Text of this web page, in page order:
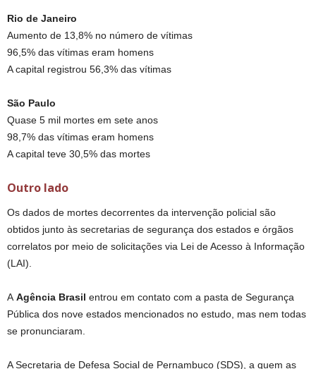
Rio de Janeiro
Aumento de 13,8% no número de vítimas
96,5% das vítimas eram homens
A capital registrou 56,3% das vítimas
São Paulo
Quase 5 mil mortes em sete anos
98,7% das vítimas eram homens
A capital teve 30,5% das mortes
Outro lado
Os dados de mortes decorrentes da intervenção policial são
obtidos junto às secretarias de segurança dos estados e órgãos
correlatos por meio de solicitações via Lei de Acesso à Informação
(LAI).
A Agência Brasil entrou em contato com a pasta de Segurança
Pública dos nove estados mencionados no estudo, mas nem todas
se pronunciaram.
A Secretaria de Defesa Social de Pernambuco (SDS), a quem as